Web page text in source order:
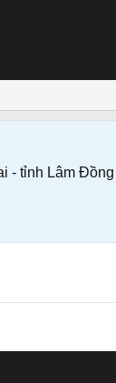
- tỉnh Lâm Đồng